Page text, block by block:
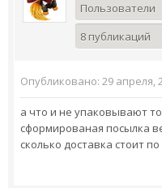
Пользователи
8 публикаций
Опубликовано: 29 апреля,
а что и не упаковывают
сформированая посылка
сколько доставка стоит